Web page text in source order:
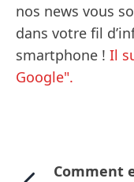
nos news vous
dans votre fil
smartphone ! Il
Google".
Comment